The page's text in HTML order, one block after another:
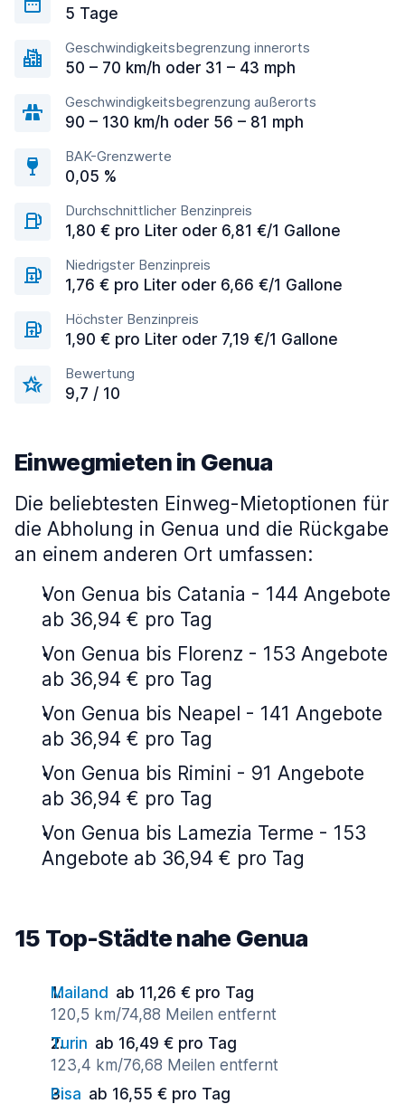
5 Tage
Geschwindigkeitsbegrenzung innerorts
50 – 70 km/h oder 31 – 43 mph
Geschwindigkeitsbegrenzung außerorts
90 – 130 km/h oder 56 – 81 mph
BAK-Grenzwerte
0,05 %
Durchschnittlicher Benzinpreis
1,80 € pro Liter oder 6,81 €/1 Gallone
Niedrigster Benzinpreis
1,76 € pro Liter oder 6,66 €/1 Gallone
Höchster Benzinpreis
1,90 € pro Liter oder 7,19 €/1 Gallone
Bewertung
9,7 / 10
Einwegmieten in Genua
Die beliebtesten Einweg-Mietoptionen für
die Abholung in Genua und die Rückgabe
an einem anderen Ort umfassen:
Von Genua bis Catania - 144 Angebote
ab 36,94 € pro Tag
Von Genua bis Florenz - 153 Angebote
ab 36,94 € pro Tag
Von Genua bis Neapel - 141 Angebote
ab 36,94 € pro Tag
Von Genua bis Rimini - 91 Angebote
ab 36,94 € pro Tag
Von Genua bis Lamezia Terme - 153
Angebote ab 36,94 € pro Tag
15 Top-Städte nahe Genua
Mailand ab 11,26 € pro Tag
120,5 km/74,88 Meilen entfernt
Turin ab 16,49 € pro Tag
123,4 km/76,68 Meilen entfernt
Pisa ab 16,55 € pro Tag